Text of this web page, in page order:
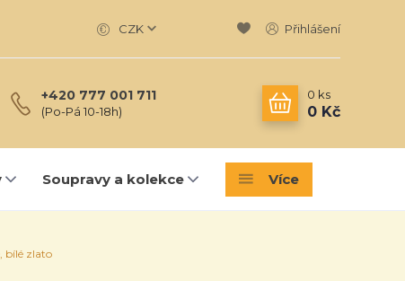
CZK Přihlášení
+420 777 001 711
(Po-Pá 10-18h)
0 ks
0 Kč
Soupravy a kolekce Více
bílé zlato